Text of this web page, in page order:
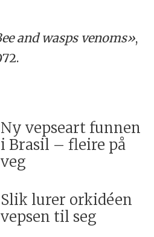
and wasps venoms»,
Ny vepseart funnen
i Brasil – fleire på
veg
Slik lurer orkidéen
vepsen til seg